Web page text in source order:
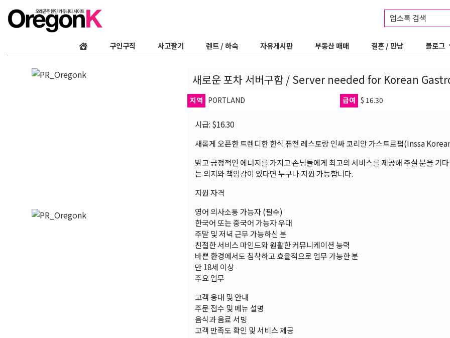
업소록 검색
구인구직 사고팔기 렌트 / 하숙 자유게시판 부동산 매매 결혼 / 만남 블로그
새로운 포차 서버구함 / Server needed for Korean
지역 PORTLAND 급여 $ 16.30
시급: $16.30
새롭게 오픈한 트렌디한 한식 퓨전 레스토랑 인싸 코리안 가스트로펍(Inssa
밝고 긍정적인 에너지를 가지고 손님들에게 최고의 서비스를 제공해 주실 분을 기
는 의지와 책임감이 있다면 누구나 지원 가능합니다.
지원 자격
영어 의사소통 가능자 (필수)
한국어 또는 중국어 가능자 우대
주말 및 저녁 근무 가능하신 분
친절한 서비스 마인드와 원활한 커뮤니케이션 능력
바쁜 환경에서도 침착하고 효율적으로 업무 가능한 분
만 18세 이상
주요 업무
고객 응대 및 안내
주문 접수 및 메뉴 설명
음식과 음료 서빙
고객 만족도 확인 및 서비스 제공